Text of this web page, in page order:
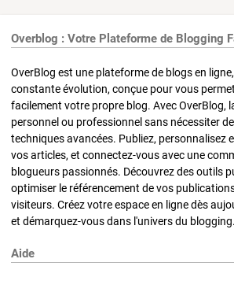
Overblog : Votre Plateforme de Blogging
OverBlog est une plateforme de blogs en
constante évolution, conçue pour vous
facilement votre propre blog. Avec OverBlog,
personnel ou professionnel sans nécessiter
techniques avancées. Publiez, personnalisez
vos articles, et connectez-vous avec une
blogueurs passionnés. Découvrez des outils
optimiser le référencement de vos
visiteurs. Créez votre espace en ligne dès
et démarquez-vous dans l'univers du blogging.
Aide